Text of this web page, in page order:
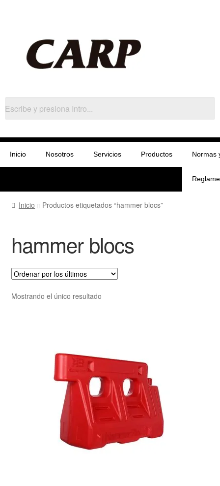
Inicio Nosotros Servicios Productos Normas
Inicio Productos etiquetados “hammer blocs”
hammer blocs
Mostrando el único resultado